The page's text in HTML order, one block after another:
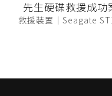
先生硬碟救援成功
救援裝置｜Seagate